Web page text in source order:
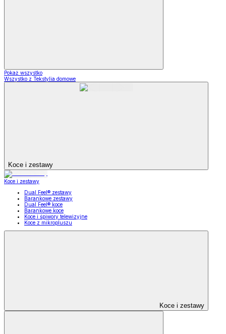
Pokaż wszystko
Wszystko z Tekstylia domowe
Koce i zestawy
Koce i zestawy
Dual Feel® zestawy
Barankowe zestawy
Dual Feel® koce
Barankowe koce
Koce i śpiwory telewizyjne
Koce z mikropluszu
Koce i zestawy